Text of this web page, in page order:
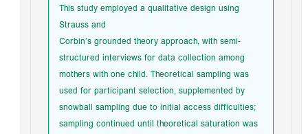
This study employed a qualitative design using
Strauss and
Corbin’s grounded theory approach, with semi-
structured interviews for data collection among
mothers with one child. Theoretical sampling was
used for participant selection, supplemented by
snowball sampling due to initial access difficulties;
sampling continued until theoretical saturation was